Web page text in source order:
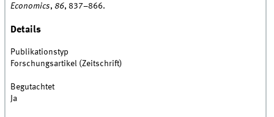
Economics, 86, 837–866.
Details
Publikationstyp
Forschungsartikel (Zeitschrift)
Begutachtet
Ja